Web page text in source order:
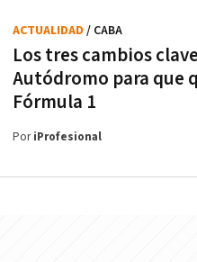
Los tres cambios
Autódromo para que
Fórmula 1
ACTUALIDAD / CABA
PoriProfesional